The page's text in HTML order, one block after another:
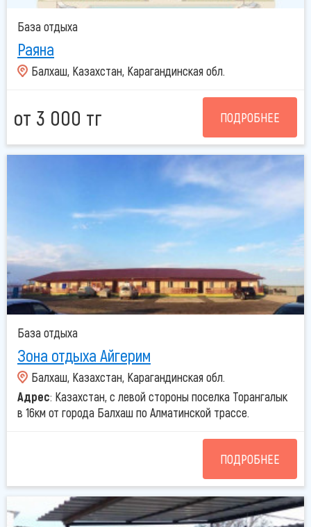
База отдыха
Раяна
Балхаш, Казахстан, Карагандинская обл.
от 3 000 тг ПОДРОБНЕЕ
База отдыха
Зона отдыха Айгерим
Балхаш, Казахстан, Карагандинская обл.
Адрес: Казахстан, с левой стороны поселка Торангалык
в 16км от города Балхаш по Алматинской трассе.
ПОДРОБНЕЕ